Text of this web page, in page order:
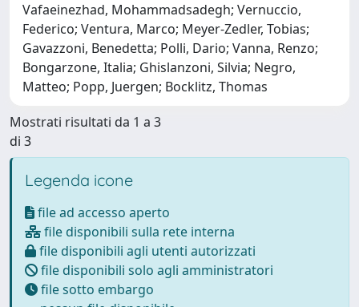
Vafaeinezhad, Mohammadsadegh; Vernuccio,
Federico; Ventura, Marco; Meyer-Zedler, Tobias;
Gavazzoni, Benedetta; Polli, Dario; Vanna, Renzo;
Bongarzone, Italia; Ghislanzoni, Silvia; Negro,
Matteo; Popp, Juergen; Bocklitz, Thomas
Mostrati risultati da 1 a 3
di 3
Legenda icone
file ad accesso aperto
file disponibili sulla rete interna
file disponibili agli utenti autorizzati
file disponibili solo agli amministratori
file sotto embargo